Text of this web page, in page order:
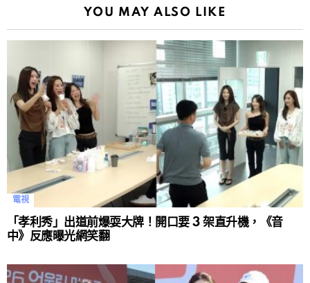
YOU MAY ALSO LIKE
電視
「孝利秀」出道前爆耍大牌！開口要 3 架直升機，《音
中》反應曝光網笑翻